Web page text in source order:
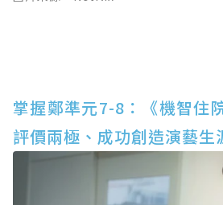
掌握鄭準元7-8：《機智住
評價兩極、成功創造演藝生